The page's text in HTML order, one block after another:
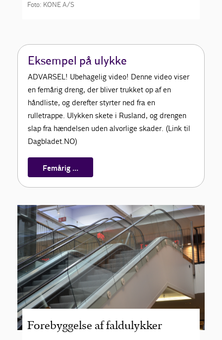
Foto: KONE A/S
Eksempel på ulykke
ADVARSEL! Ubehagelig video! Denne video viser
en femårig dreng, der bliver trukket op af en
håndliste, og derefter styrter ned fra en
rulletrappe. Ulykken skete i Rusland, og drengen
slap fra hændelsen uden alvorlige skader. (Link til
Dagbladet.NO)
Femårig ...
Forebyggelse af faldulykker